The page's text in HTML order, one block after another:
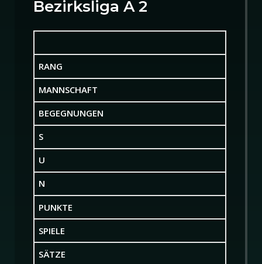
Bezirksliga A 2
RANG
MANNSCHAFT
BEGEGNUNGEN
S
U
N
PUNKTE
SPIELE
SÄTZE